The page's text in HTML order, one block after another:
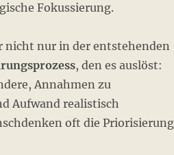
Fokussierung.
nicht nur in der entstehenden
, den es auslöst:
Annahmen zu
Aufwand realistisch
oft die Priorisierung